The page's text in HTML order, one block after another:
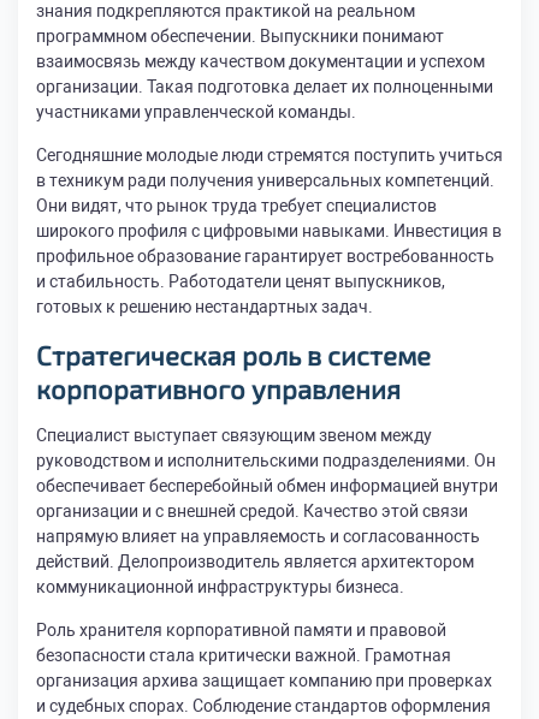
знания подкрепляются практикой на реальном
программном обеспечении. Выпускники понимают
взаимосвязь между качеством документации и успехом
организации. Такая подготовка делает их полноценными
участниками управленческой команды.
Сегодняшние молодые люди стремятся поступить учиться
в техникум ради получения универсальных компетенций.
Они видят, что рынок труда требует специалистов
широкого профиля с цифровыми навыками. Инвестиция в
профильное образование гарантирует востребованность
и стабильность. Работодатели ценят выпускников,
готовых к решению нестандартных задач.
Стратегическая роль в системе
корпоративного управления
Специалист выступает связующим звеном между
руководством и исполнительскими подразделениями. Он
обеспечивает бесперебойный обмен информацией внутри
организации и с внешней средой. Качество этой связи
напрямую влияет на управляемость и согласованность
действий. Делопроизводитель является архитектором
коммуникационной инфраструктуры бизнеса.
Роль хранителя корпоративной памяти и правовой
безопасности стала критически важной. Грамотная
организация архива защищает компанию при проверках
и судебных спорах. Соблюдение стандартов оформления